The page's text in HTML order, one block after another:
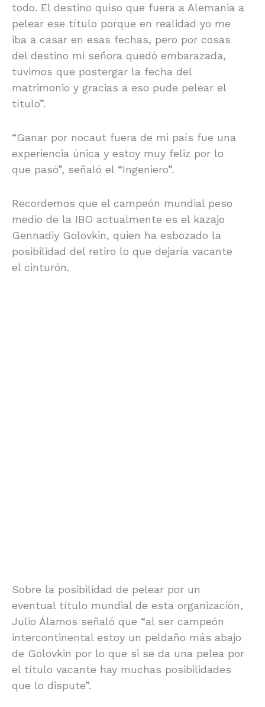
todo. El destino quiso que fuera a Alemania a
pelear ese título porque en realidad yo me
iba a casar en esas fechas, pero por cosas
del destino mi señora quedó embarazada,
tuvimos que postergar la fecha del
matrimonio y gracias a eso pude pelear el
título”.
“Ganar por nocaut fuera de mi país fue una
experiencia única y estoy muy feliz por lo
que pasó”, señaló el “Ingeniero”.
Recordemos que el campeón mundial peso
medio de la IBO actualmente es el kazajo
Gennadiy Golovkin, quien ha esbozado la
posibilidad del retiro lo que dejaría vacante
el cinturón.
Sobre la posibilidad de pelear por un
eventual título mundial de esta organización,
Julio Álamos señaló que “al ser campeón
intercontinental estoy un peldaño más abajo
de Golovkin por lo que si se da una pelea por
el título vacante hay muchas posibilidades
que lo dispute”.